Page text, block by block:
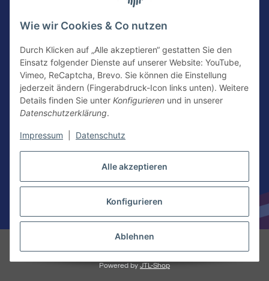
Alle akzeptieren
Konfigurieren
Ablehnen
Wie wir Cookies & Co nutzen
Durch Klicken auf „Alle akzeptieren“ gestatten Sie den
Einsatz folgender Dienste auf unserer Website: YouTube,
Vimeo, ReCaptcha, Brevo. Sie können die Einstellung
jederzeit ändern (Fingerabdruck-Icon links unten). Weitere
Details finden Sie unter Konfigurieren und in unserer
Datenschutzerklärung.
Impressum Datenschutz
KONTAKTIERE UNS
Powered by JTL-Shop